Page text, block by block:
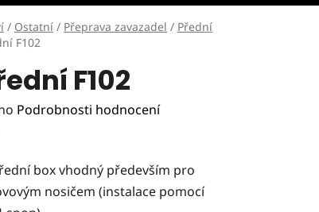
/ Ostatní / Přeprava zavazadel / Přední
F102
F102
Podrobnosti hodnocení
box vhodný především pro
nosičem (instalace pomocí